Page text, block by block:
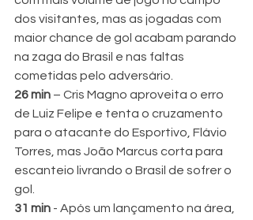
dos visitantes, mas as jogadas com
maior chance de gol acabam parando
na zaga do Brasil e nas faltas
cometidas pelo adversário.
26 min – Cris Magno aproveita o erro
de Luiz Felipe e tenta o cruzamento
para o atacante do Esportivo, Flávio
Torres, mas João Marcus corta para
escanteio livrando o Brasil de sofrer o
gol.
31 min - Após um lançamento na área,